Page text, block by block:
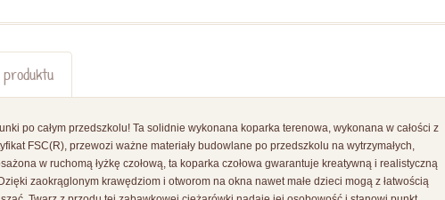
po całym przedszkolu! Ta solidnie wykonana koparka terenowa, wykonana w całości z
FSC(R), przewozi ważne materiały budowlane po przedszkolu na wytrzymałych,
w ruchomą łyżkę czołową, ta koparka czołowa gwarantuje kreatywną i realistyczną
zaokrąglonym krawędziom i otworom na okna nawet małe dzieci mogą z łatwością